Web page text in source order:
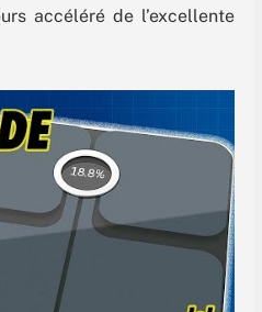
accéléré de l’excellente